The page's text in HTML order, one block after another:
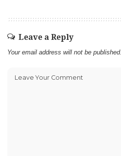
Leave a Reply
Your email address will not be published.